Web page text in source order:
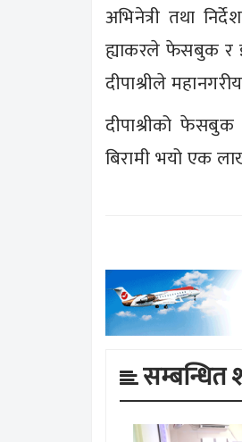
अभिनेत्री तथा
ह्याकरले फेसबुक र
दीपाश्रीले
दीपाश्रीको फेसबुक
बिरामी भयो एक
सम्बन्धित